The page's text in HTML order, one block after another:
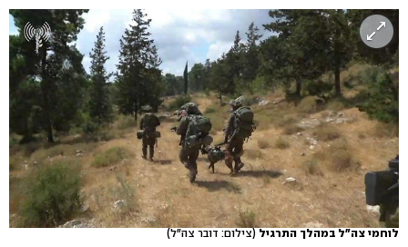
לוחמי צה"ל במהלך התרגיל(צילום: דובר צה"ל)